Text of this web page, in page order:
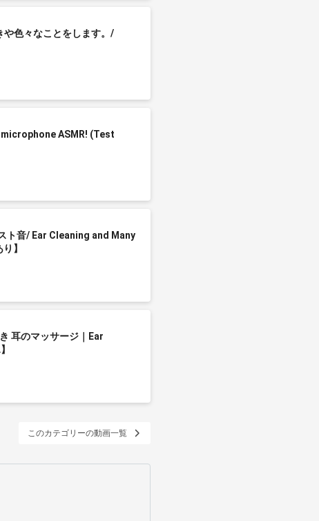
色々なことをします。/
ASMR! (Test
ト音/ Ear Cleaning and Many
】
耳のマッサージ｜Ear
このカテゴリーの動画一覧